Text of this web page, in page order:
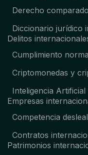
Derecho
Diccionario jurídico
Delitos
Cumplimiento
Criptomonedas y
Inteligencia
Empresas
Competencia
Contratos
Patrimonios